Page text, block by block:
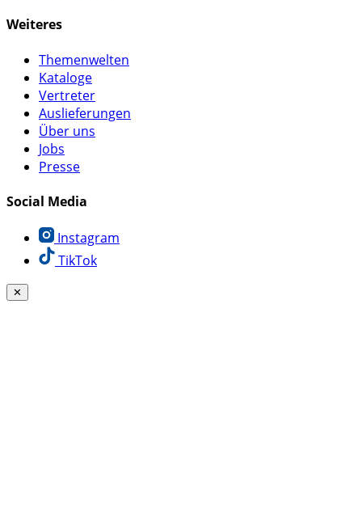
Weiteres
Themenwelten
Kataloge
Vertreter
Auslieferungen
Über uns
Jobs
Presse
Social Media
Instagram
TikTok
✕